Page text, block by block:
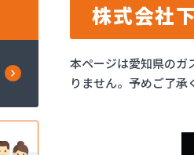
株式会社
本ページは愛知県のガ
りません。予めご了